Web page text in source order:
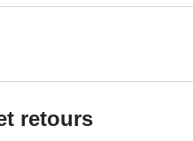
retours